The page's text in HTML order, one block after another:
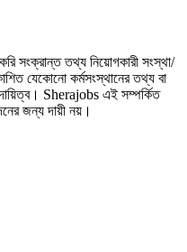
সংক্রান্ত তথ্য নিয়োগকারী সংস্থা/
যেকোনো কর্মসংস্থানের তথ্য বা
Sherajobs এই সম্পর্কিত
জন্য দায়ী নয়।